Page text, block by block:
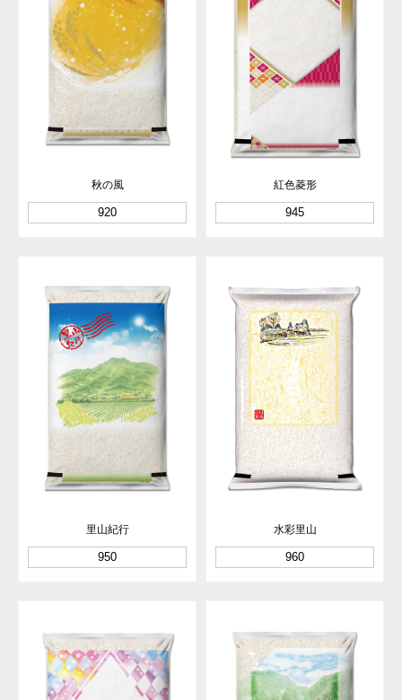
秋の風
920
紅色菱形
945
里山紀行
950
水彩里山
960